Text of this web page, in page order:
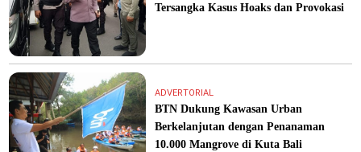
Tersangka Kasus Hoaks dan Provokasi
ADVERTORIAL
BTN Dukung Kawasan Urban
Berkelanjutan dengan Penanaman
10.000 Mangrove di Kuta Bali